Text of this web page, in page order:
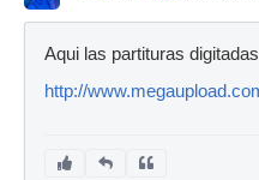
Aqui las partituras
http://